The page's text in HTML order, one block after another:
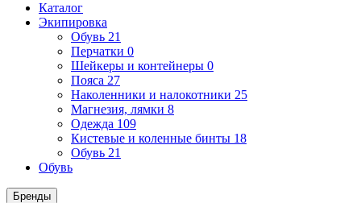
Каталог
Экипировка
Обувь 21
Перчатки 0
Шейкеры и контейнеры 0
Пояса 27
Наколенники и налокотники 25
Магнезия, лямки 8
Одежда 109
Кистевые и коленные бинты 18
Обувь 21
Обувь
Бренды